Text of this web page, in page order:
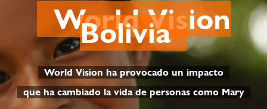
World Vision
Bolivia
World Vision ha provocado un impacto
que ha cambiado la vida de personas como Mary